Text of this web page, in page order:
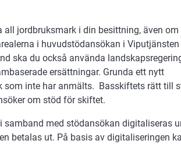
jordbruksmark i din besittning, även om
i huvudstödansökan i Viputjänsten
ska du också använda
ersättningar. Grunda ett nytt
som inte har anmälts. Basskiftets rätt till
om stöd för skiftet.
med stödansökan digitaliseras
betalas ut. På basis av digitaliseringen